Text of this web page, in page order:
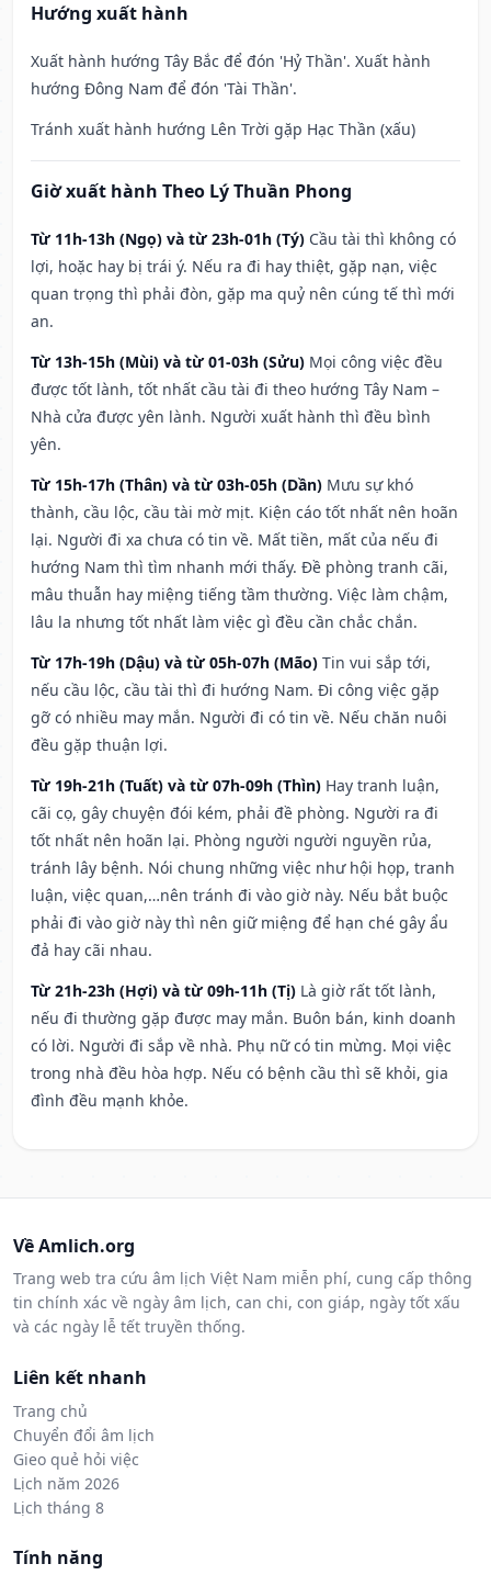
Hướng xuất hành
Xuất hành hướng Tây Bắc để đón 'Hỷ Thần'. Xuất hành
hướng Đông Nam để đón 'Tài Thần'.
Tránh xuất hành hướng Lên Trời gặp Hạc Thần (xấu)
Giờ xuất hành Theo Lý Thuần Phong
Từ 11h-13h (Ngọ) và từ 23h-01h (Tý) Cầu tài thì không có
lợi, hoặc hay bị trái ý. Nếu ra đi hay thiệt, gặp nạn, việc
quan trọng thì phải đòn, gặp ma quỷ nên cúng tế thì mới
an.
Từ 13h-15h (Mùi) và từ 01-03h (Sửu) Mọi công việc đều
được tốt lành, tốt nhất cầu tài đi theo hướng Tây Nam –
Nhà cửa được yên lành. Người xuất hành thì đều bình
yên.
Từ 15h-17h (Thân) và từ 03h-05h (Dần) Mưu sự khó
thành, cầu lộc, cầu tài mờ mịt. Kiện cáo tốt nhất nên hoãn
lại. Người đi xa chưa có tin về. Mất tiền, mất của nếu đi
hướng Nam thì tìm nhanh mới thấy. Đề phòng tranh cãi,
mâu thuẫn hay miệng tiếng tầm thường. Việc làm chậm,
lâu la nhưng tốt nhất làm việc gì đều cần chắc chắn.
Từ 17h-19h (Dậu) và từ 05h-07h (Mão) Tin vui sắp tới,
nếu cầu lộc, cầu tài thì đi hướng Nam. Đi công việc gặp
gỡ có nhiều may mắn. Người đi có tin về. Nếu chăn nuôi
đều gặp thuận lợi.
Từ 19h-21h (Tuất) và từ 07h-09h (Thìn) Hay tranh luận,
cãi cọ, gây chuyện đói kém, phải đề phòng. Người ra đi
tốt nhất nên hoãn lại. Phòng người người nguyền rủa,
tránh lây bệnh. Nói chung những việc như hội họp, tranh
luận, việc quan,…nên tránh đi vào giờ này. Nếu bắt buộc
phải đi vào giờ này thì nên giữ miệng để hạn ché gây ẩu
đả hay cãi nhau.
Từ 21h-23h (Hợi) và từ 09h-11h (Tị) Là giờ rất tốt lành,
nếu đi thường gặp được may mắn. Buôn bán, kinh doanh
có lời. Người đi sắp về nhà. Phụ nữ có tin mừng. Mọi việc
trong nhà đều hòa hợp. Nếu có bệnh cầu thì sẽ khỏi, gia
đình đều mạnh khỏe.
Về Amlich.org
Trang web tra cứu âm lịch Việt Nam miễn phí, cung cấp thông
tin chính xác về ngày âm lịch, can chi, con giáp, ngày tốt xấu
và các ngày lễ tết truyền thống.
Liên kết nhanh
Trang chủ
Chuyển đổi âm lịch
Gieo quẻ hỏi việc
Lịch năm 2026
Lịch tháng 8
Tính năng